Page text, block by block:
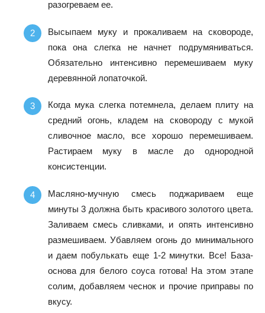
разогреваем ее.
Высыпаем муку и прокаливаем на сковороде,
пока она слегка не начнет подрумяниваться.
Обязательно интенсивно перемешиваем муку
деревянной лопаточкой.
Когда мука слегка потемнела, делаем плиту на
средний огонь, кладем на сковороду с мукой
сливочное масло, все хорошо перемешиваем.
Растираем муку в масле до однородной
консистенции.
Масляно-мучную смесь поджариваем еще
минуты 3 должна быть красивого золотого цвета.
Заливаем смесь сливками, и опять интенсивно
размешиваем. Убавляем огонь до минимального
и даем побулькать еще 1-2 минутки. Все! База-
основа для белого соуса готова! На этом этапе
солим, добавляем чеснок и прочие приправы по
вкусу.